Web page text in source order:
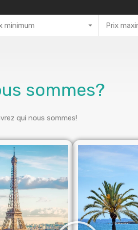
minimum Prix
sommes?
qui nous sommes!